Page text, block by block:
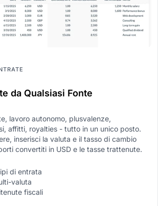
da Qualsiasi Fonte
lavoro autonomo, plusvalenze,
affitti, royalties - tutto in un unico posto.
inserisci la valuta e il tasso di cambio
convertiti in USD e le tasse trattenute.
di entrata
valuta
fiscali